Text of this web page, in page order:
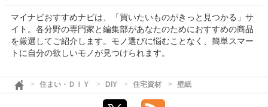
マイナビおすすめナビは、「買いたいものがきっと見つかる」サ
イト。各分野の専門家と編集部があなたのためにおすすめの商品
を厳選してご紹介します。モノ選びに悩むことなく、簡単スマー
トに自分の欲しいモノが見つけられます。
住まい・ＤＩＹ DIY 住宅資材 壁紙